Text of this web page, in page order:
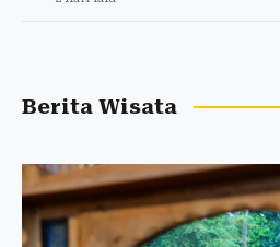
Berita Wisata